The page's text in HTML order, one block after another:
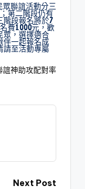
眾聯誼活動分三
第二階段仍有
階段報名將於7
費1000元，歡
眾，選擇適合
伴一起報名成
請至活動專屬
神助攻配對率
Next Post